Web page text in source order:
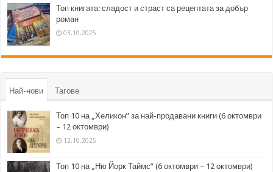
Топ книгата: сладост и страст са рецептата за добър
роман
03.10.2025
Най-нови Тагове
Топ 10 на „Хеликон” за най-продавани книги (6 октомври
– 12 октомври)
12.10.2025
Топ 10 на „Ню Йорк Таймс” (6 октомври – 12 октомври)